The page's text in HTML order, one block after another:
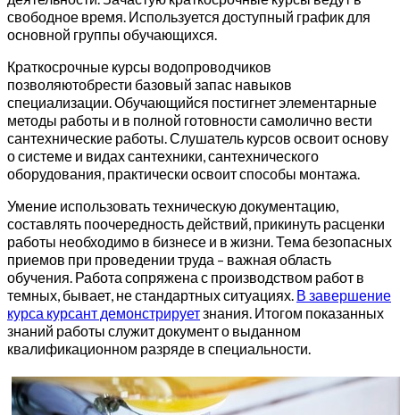
свободное время. Используется доступный график для
основной группы обучающихся.
Краткосрочные курсы водопроводчиков
позволяютобрести базовый запас навыков
специализации. Обучающийся постигнет элементарные
методы работы и в полной готовности самолично вести
сантехнические работы. Слушатель курсов освоит основу
о системе и видах сантехники, сантехнического
оборудования, практически освоит способы монтажа.
Умение использовать техническую документацию,
составлять поочередность действий, прикинуть расценки
работы необходимо в бизнесе и в жизни. Тема безопасных
приемов при проведении труда – важная область
обучения. Работа сопряжена с производством работ в
темных, бывает, не стандартных ситуациях. В завершение
курса курсант демонстрируетзнания. Итогом показанных
знаний работы служит документ о выданном
квалификационном разряде в специальности.